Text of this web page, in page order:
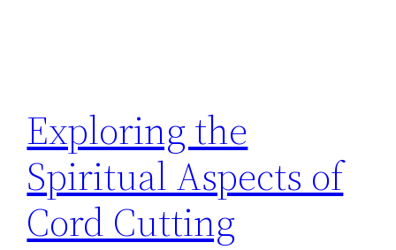
Exploring the
Spiritual Aspects of
Cord Cutting